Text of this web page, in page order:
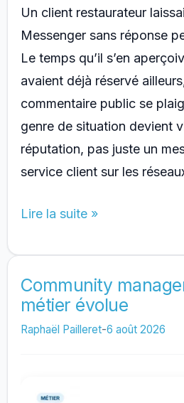
Un client restaurateur
Messenger sans réponse
Le temps qu’il s’en
avaient déjà réservé
commentaire public se
genre de situation devient
réputation, pas juste un
service client sur les
Service
sur
les
réseaux
sociaux
Messenger,
Lire la suite »
Community
métier évolue
Raphaël Pailleret-6 août 2026